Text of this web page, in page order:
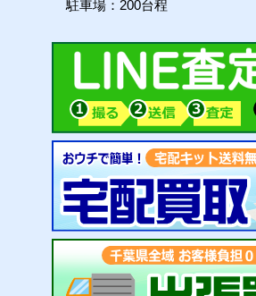
駐車場：200台程